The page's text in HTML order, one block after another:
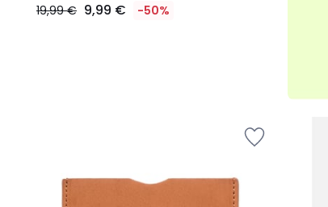
19,99 € 9,99 € -50%